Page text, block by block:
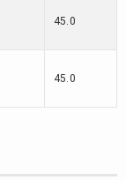
45.0
45.0